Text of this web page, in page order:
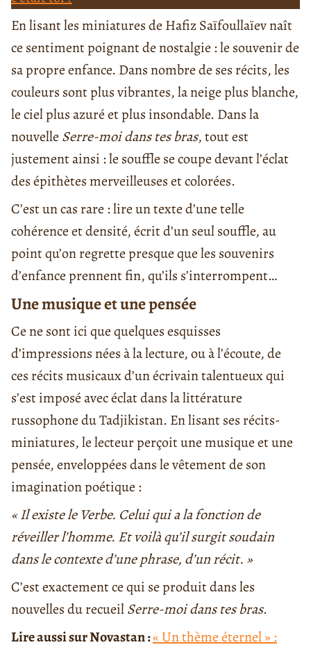
En lisant les miniatures de Hafiz Saïfoullaïev naît
ce sentiment poignant de nostalgie : le souvenir de
sa propre enfance. Dans nombre de ses récits, les
couleurs sont plus vibrantes, la neige plus blanche,
le ciel plus azuré et plus insondable. Dans la
nouvelle Serre-moi dans tes bras, tout est
justement ainsi : le souffle se coupe devant l’éclat
des épithètes merveilleuses et colorées.
C’est un cas rare : lire un texte d’une telle
cohérence et densité, écrit d’un seul souffle, au
point qu’on regrette presque que les souvenirs
d’enfance prennent fin, qu’ils s’interrompent…
Une musique et une pensée
Ce ne sont ici que quelques esquisses
d’impressions nées à la lecture, ou à l’écoute, de
ces récits musicaux d’un écrivain talentueux qui
s’est imposé avec éclat dans la littérature
russophone du Tadjikistan. En lisant ses récits-
miniatures, le lecteur perçoit une musique et une
pensée, enveloppées dans le vêtement de son
imagination poétique :
« Il existe le Verbe. Celui qui a la fonction de
réveiller l’homme. Et voilà qu’il surgit soudain
dans le contexte d’une phrase, d’un récit. »
C’est exactement ce qui se produit dans les
nouvelles du recueilSerre-moi dans tes bras.
Lire aussi sur Novastan :« Un thème éternel » :